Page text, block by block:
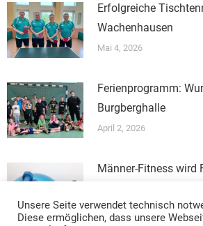
Erfolgreiche
Wachenhausen
Mai 4, 2026
Ferienprogramm:
Burgberghalle
April 2, 2026
Männer-Fitness wird
Unsere Seite verwendet technisch
Diese ermöglichen, dass unsere